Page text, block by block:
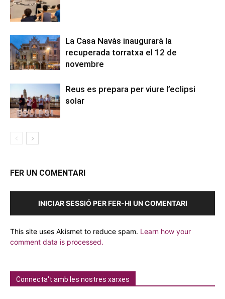
La Casa Navàs inaugurarà la
recuperada torratxa el 12 de
novembre
Reus es prepara per viure l’eclipsi
solar
FER UN COMENTARI
INICIAR SESSIÓ PER FER-HI UN COMENTARI
This site uses Akismet to reduce spam. Learn how your
comment data is processed.
Connecta't amb les nostres xarxes